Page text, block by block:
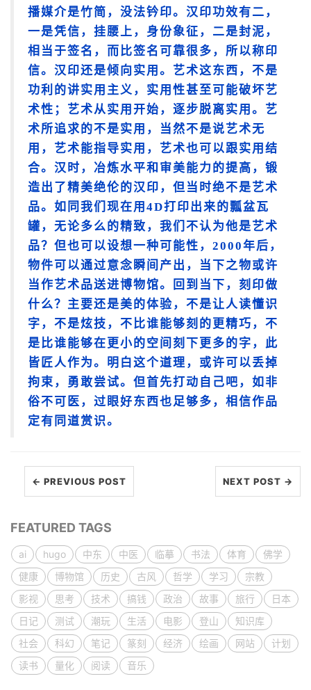
播媒介是竹简，没法钤印。汉印功效有二，
一是凭信，挂腰上，身份象征，二是封泥，
相当于签名，而比签名可靠很多，所以称印
信。汉印还是倾向实用。艺术这东西，不是
功利的讲实用主义，实用性甚至可能破坏艺
术性；艺术从实用开始，逐步脱离实用。艺
术所追求的不是实用，当然不是说艺术无
用，艺术能指导实用，艺术也可以跟实用结
合。汉时，冶炼水平和审美能力的提高，锻
造出了精美绝伦的汉印，但当时绝不是艺术
品。如同我们现在用4D打印出来的瓢盆瓦
罐，无论多么的精致，我们不认为他是艺术
品？但也可以设想一种可能性，2000年后，
物件可以通过意念瞬间产出，当下之物或许
当作艺术品送进博物馆。回到当下，刻印做
什么？主要还是美的体验，不是让人读懂识
字，不是炫技，不比谁能够刻的更精巧，不
是比谁能够在更小的空间刻下更多的字，此
皆匠人作为。明白这个道理，或许可以丢掉
拘束，勇敢尝试。但首先打动自己吧，如非
俗不可医，过眼好东西也足够多，相信作品
定有同道赏识。
← PREVIOUS POST NEXT POST →
FEATURED TAGS
ai hugo 中东 中医 临摹 书法 体育
佛学
健康
博物馆 历史 古风 哲学 学习
宗教
影视
思考 技术 搞钱 政治 故事 旅行
日本
日记
测试 潮玩 生活 电影 登山
知识库
社会
科幻 笔记 篆刻 经济 绘画 网站
计划
读书
量化 阅读 音乐